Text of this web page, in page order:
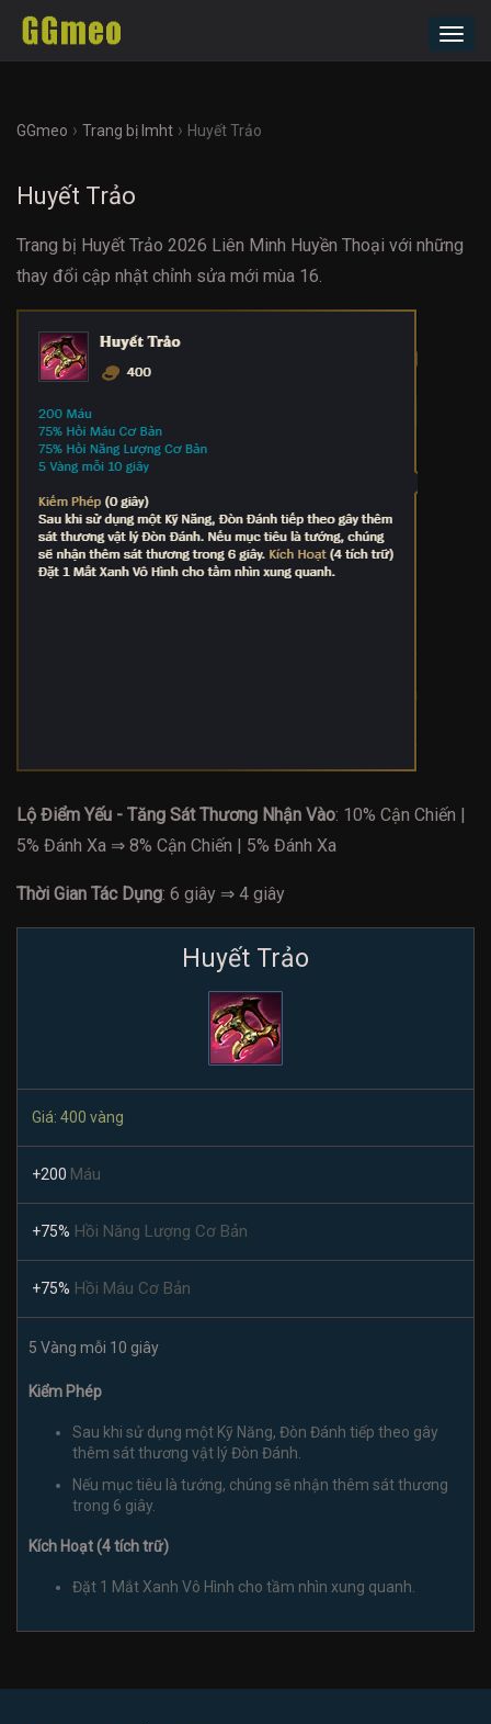
GGmeo › Trang bị lmht › Huyết Trảo
Huyết Trảo
Trang bị Huyết Trảo 2026 Liên Minh Huyền Thoại với những
thay đổi cập nhật chỉnh sửa mới mùa 16.
Lộ Điểm Yếu - Tăng Sát Thương Nhận Vào: 10% Cận Chiến |
5% Đánh Xa ⇒ 8% Cận Chiến | 5% Đánh Xa
Thời Gian Tác Dụng: 6 giây ⇒ 4 giây
Huyết Trảo
Giá: 400 vàng
+200 Máu
+75% Hồi Năng Lượng Cơ Bản
+75% Hồi Máu Cơ Bản
5 Vàng mỗi 10 giây
Kiểm Phép
Sau khi sử dụng một Kỹ Năng, Đòn Đánh tiếp theo gây
thêm sát thương vật lý Đòn Đánh.
Nếu mục tiêu là tướng, chúng sẽ nhận thêm sát thương
trong 6 giây.
Kích Hoạt (4 tích trữ)
Đặt 1 Mắt Xanh Vô Hình cho tầm nhìn xung quanh.